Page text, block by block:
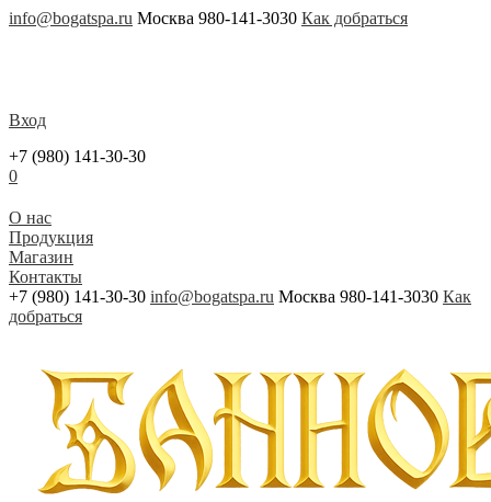
info@bogatspa.ru Москва 980-141-3030 Как добраться
Вход
+7 (980) 141-30-30
0
О нас
Продукция
Магазин
Контакты
+7 (980) 141-30-30 info@bogatspa.ru Москва 980-141-3030 Как
добраться